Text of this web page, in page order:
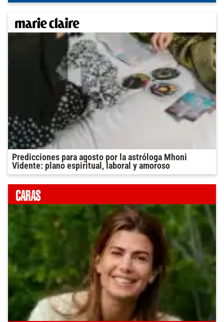
Predicciones para agosto por la astróloga Mhoni
Vidente: plano espiritual, laboral y amoroso